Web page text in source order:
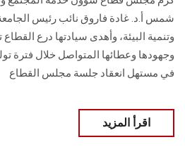
شمس أ.د. غادة فاروق نائب رئيس
وتنمية البيئة، وأهدى سيادتها درع القطاع
وجهودها وعطائها المتواصل خلال فترة
في مستهل انعقاد جلسة مجلس القطاع
اقرأ المزيد